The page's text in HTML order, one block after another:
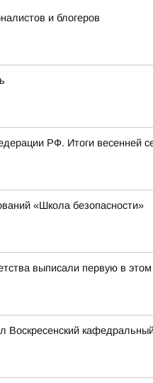
и блогеров
РФ. Итоги весенней
«Школа безопасности»
выписали первую в